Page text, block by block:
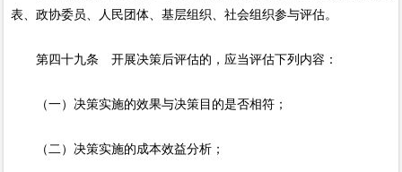
表、政协委员、人民团体、基层组织、社会组织参与评估。
第四十九条 开展决策后评估的，应当评估下列内容：
（一）决策实施的效果与决策目的是否相符；
（二）决策实施的成本效益分析；